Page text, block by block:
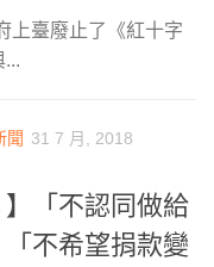
上臺廢止了《紅十字
...
聞 31 7 月, 2018
】「不認同做給
不希望捐款變